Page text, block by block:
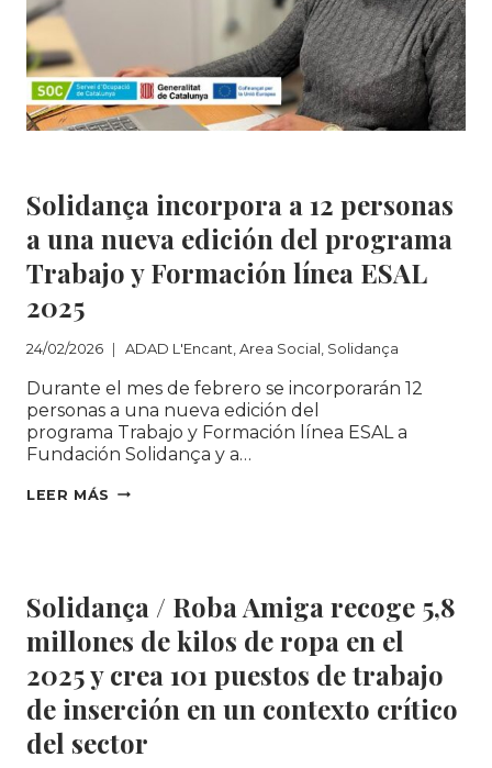
Solidança incorpora a 12 personas
a una nueva edición del programa
Trabajo y Formación línea ESAL
2025
24/02/2026 ADAD L'Encant Area Social Solidança
Durante el mes de febrero se incorporarán 12
personas a una nueva edición del
programa Trabajo y Formación línea ESAL a
Fundación Solidança y a…
LEER MÁS SOLIDANÇA INCORPORA
UNA
NUEVA
EDICIÓN
DEL
PROGRAMA
TRABAJO
Y
FORMACIÓN
Solidança / Roba Amiga recoge 5,8
millones de kilos de ropa en el
2025 y crea 101 puestos de trabajo
de inserción en un contexto crítico
del sector